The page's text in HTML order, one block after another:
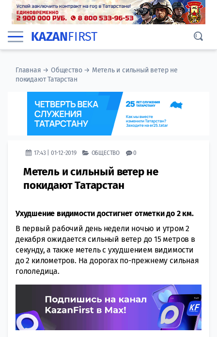
KAZANFIRST
Главная →Общество→ Метель и сильный ветер не
покидают Татарстан
17:43 | 01-12-2019 ОБЩЕСТВО 0
Метель и сильный ветер не
покидают Татарстан
Ухудшение видимости достигнет отметки до 2 км.
В первый рабочий день недели ночью и утром 2
декабря ожидается сильный ветер до 15 метров в
секунду, а также метель с ухудшением видимости
до 2 километров. На дорогах по-прежнему сильная
гололедица.